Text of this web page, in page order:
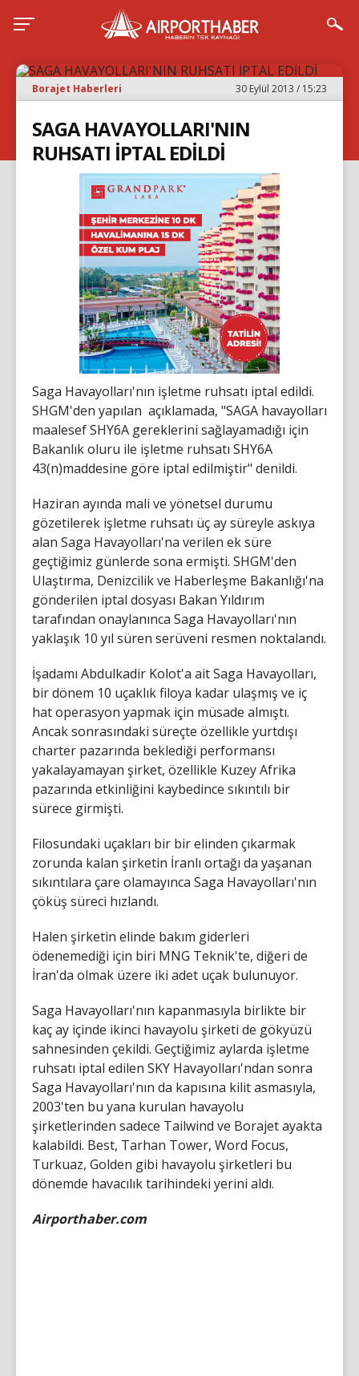
Borajet Haberleri 30 Eylül 2013 / 15:23
SAGA HAVAYOLLARI'NIN
RUHSATI İPTAL EDİLDİ
Saga Havayolları'nın işletme ruhsatı iptal edildi.
SHGM'den yapılan açıklamada, "SAGA havayolları
maalesef SHY6A gereklerini sağlayamadığı için
Bakanlık oluru ile işletme ruhsatı SHY6A
43(n)maddesine göre iptal edilmiştir" denildi.
Haziran ayında mali ve yönetsel durumu
gözetilerek işletme ruhsatı üç ay süreyle askıya
alan Saga Havayolları'na verilen ek süre
geçtiğimiz günlerde sona ermişti. SHGM'den
Ulaştırma, Denizcilik ve Haberleşme Bakanlığı'na
gönderilen iptal dosyası Bakan Yıldırım
tarafından onaylanınca Saga Havayolları'nın
yaklaşık 10 yıl süren serüveni resmen noktalandı.
İşadamı Abdulkadir Kolot'a ait Saga Havayolları,
bir dönem 10 uçaklık filoya kadar ulaşmış ve iç
hat operasyon yapmak için müsade almıştı.
Ancak sonrasındaki süreçte özellikle yurtdışı
charter pazarında beklediği performansı
yakalayamayan şirket, özellikle Kuzey Afrika
pazarında etkinliğini kaybedince sıkıntılı bir
sürece girmişti.
Filosundaki uçakları bir bir elinden çıkarmak
zorunda kalan şirketin İranlı ortağı da yaşanan
sıkıntılara çare olamayınca Saga Havayolları'nın
çöküş süreci hızlandı.
Halen şirketin elinde bakım giderleri
ödenemediği için biri MNG Teknik'te, diğeri de
İran'da olmak üzere iki adet uçak bulunuyor.
Saga Havayolları'nın kapanmasıyla birlikte bir
kaç ay içinde ikinci havayolu şirketi de gökyüzü
sahnesinden çekildi. Geçtiğimiz aylarda işletme
ruhsatı iptal edilen SKY Havayolları'ndan sonra
Saga Havayolları'nın da kapısına kilit asmasıyla,
2003'ten bu yana kurulan havayolu
şirketlerinden sadece Tailwind ve Borajet ayakta
kalabildi. Best, Tarhan Tower, Word Focus,
Turkuaz, Golden gibi havayolu şirketleri bu
dönemde havacılık tarihindeki yerini aldı.
Airporthaber.com